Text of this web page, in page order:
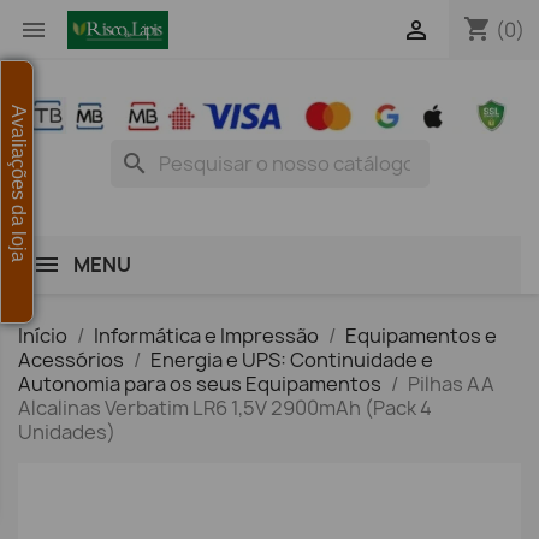
 shopping_cart (0)

search
MENU
Início Informática e Impressão
Equipamentos e
Acessórios
Energia e UPS: Continuidade e
Autonomia para os seus Equipamentos
Pilhas AA
Alcalinas Verbatim LR6 1,5V 2900mAh (Pack 4
Unidades)
Avaliações da loja